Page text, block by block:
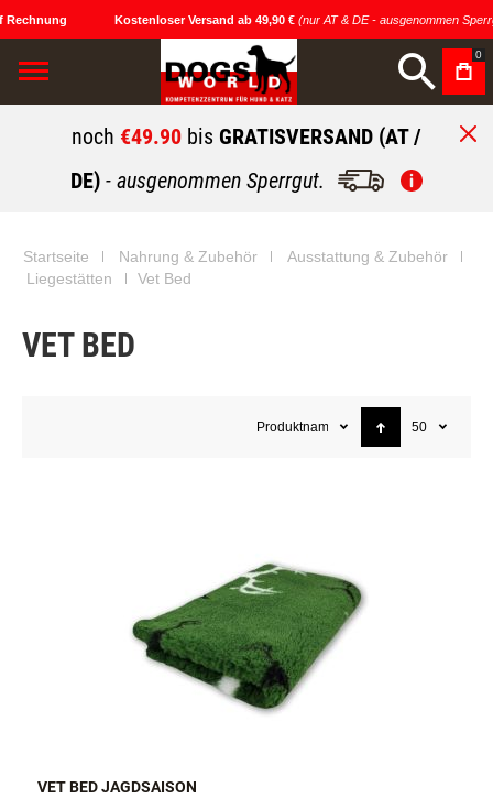
Kostenloser Versand ab 49,90 €(nur AT & DE - ausgenommen
0
noch €49.90 bis GRATISVERSAND (AT /
DE) - ausgenommen Sperrgut.
Startseite Nahrung & Zubehör
Ausstattung & Zubehör
Liegestätten
Vet Bed
VET BED
Produktname 50
VET BED JAGDSAISON